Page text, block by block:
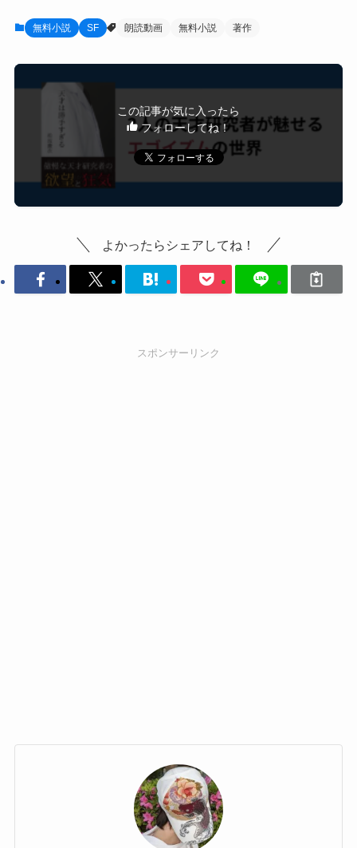
無料小説 SF 朗読動画 無料小説 著作
この記事が気に入ったら
フォローしてね！
よかったらシェアしてね！
スポンサーリンク